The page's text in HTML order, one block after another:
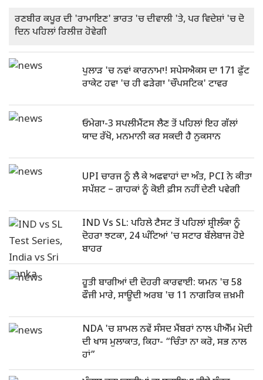
ਰਣਬੀਰ ਕਪੂਰ ਦੀ 'ਰਾਮਾਇਣ' ਭਾਰਤ 'ਚ ਦੀਵਾਲੀ 'ਤੇ, ਪਰ ਵਿਦੇਸ਼ਾਂ 'ਚ ਦੋ
ਦਿਨ ਪਹਿਲਾਂ ਰਿਲੀਜ਼ ਹੋਵੇਗੀ
ਪੁਲਾੜ 'ਚ ਨਵਾਂ ਕਾਰਨਾਮਾ! ਸਪੇਸਐਕਸ ਦਾ 171 ਫੁੱਟ
ਰਾਕੇਟ ਹਵਾ 'ਚ ਹੀ ਫੜੇਗਾ 'ਚੌਪਸਟਿਕ' ਟਾਵਰ
ਓਮੇਗਾ-3 ਸਪਲੀਮੈਂਟਸ ਲੈਣ ਤੋਂ ਪਹਿਲਾਂ ਇਹ ਗੱਲਾਂ
ਯਾਦ ਰੱਖੋ, ਮਨਮਾਨੀ ਕਰ ਸਕਦੀ ਹੈ ਨੁਕਸਾਨ
UPI ਚਾਰਜ ਨੂੰ ਲੈ ਕੇ ਅਫਵਾਹਾਂ ਦਾ ਅੰਤ, PCI ਨੇ ਕੀਤਾ
ਸਪੱਸ਼ਟ – ਗਾਹਕਾਂ ਨੂੰ ਕੋਈ ਫ਼ੀਸ ਨਹੀਂ ਦੇਣੀ ਪਵੇਗੀ
IND Vs SL: ਪਹਿਲੇ ਟੈਸਟ ਤੋਂ ਪਹਿਲਾਂ ਸ਼੍ਰੀਲੰਕਾ ਨੂੰ
ਦੋਹਰਾ ਝਟਕਾ, 24 ਘੰਟਿਆਂ 'ਚ ਸਟਾਰ ਬੱਲੇਬਾਜ ਹੋਏ
ਬਾਹਰ
ਹੂਤੀ ਬਾਗੀਆਂ ਦੀ ਦੋਹਰੀ ਕਾਰਵਾਈ: ਯਮਨ 'ਚ 58
ਫੌਜੀ ਮਾਰੇ, ਸਾਊਦੀ ਅਰਬ 'ਚ 11 ਨਾਗਰਿਕ ਜ਼ਖ਼ਮੀ
NDA 'ਚ ਸ਼ਾਮਲ ਨਵੇਂ ਸੰਸਦ ਮੈਂਬਰਾਂ ਨਾਲ ਪੀਐੱਮ ਮੋਦੀ
ਦੀ ਖਾਸ ਮੁਲਾਕਾਤ, ਕਿਹਾ- “ਚਿੰਤਾ ਨਾ ਕਰੋ, ਸਭ ਨਾਲ
ਹਾਂ”